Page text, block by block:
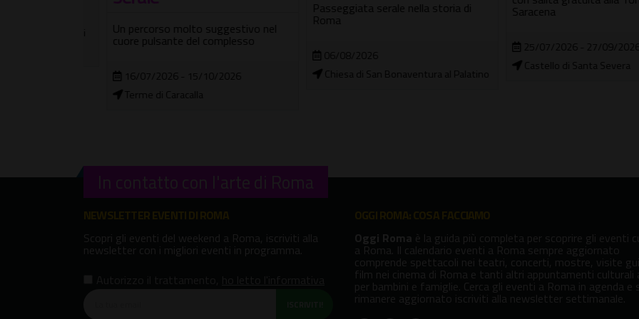
Un percorso molto suggestivo nel
cuore pulsante del complesso
16/07/2026 - 15/10/2026
Terme di Caracalla
Passeggiata serale nella storia di
Roma
06/08/2026
Chiesa di San Bonaventura al Palatino
Saracena
25/07/2026 - 27/09/2026
Castello di Santa Severa
In contatto con l'arte di Roma